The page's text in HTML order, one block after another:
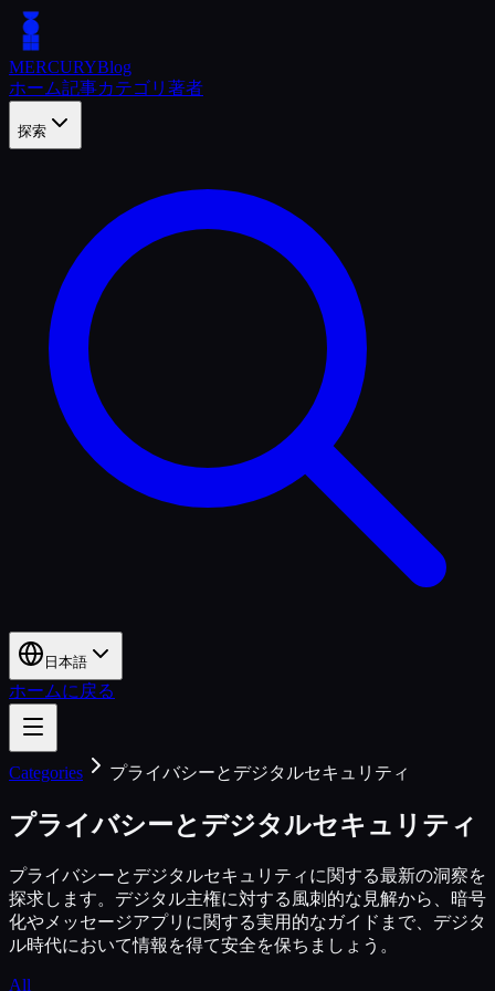
MERCURYBlog
ホーム記事カテゴリ 著者
探索
日本語
ホームに戻る
Categories プライバシーとデジタルセキュリティ
プライバシーとデジタルセキュリティ
プライバシーとデジタルセキュリティに関する最新の洞察を
探求します。デジタル主権に対する風刺的な見解から、暗号
化やメッセージアプリに関する実用的なガイドまで、デジタ
ル時代において情報を得て安全を保ちましょう。
All